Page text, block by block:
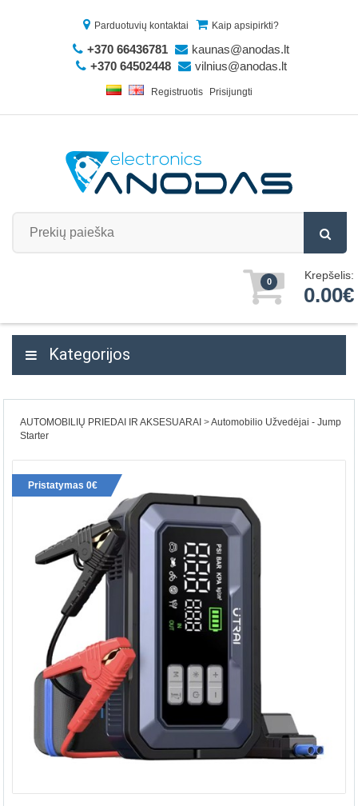
Parduotuvių kontaktai Kaip apsipirkti?
+370 66436781
kaunas@anodas.lt
+370 64502448
vilnius@anodas.lt
Registruotis Prisijungti
0 Krepšelis:
0.00€
Kategorijos
AUTOMOBILIŲ PRIEDAI IR AKSESUARAI
Automobilio Užvedėjai - Jump
Starter
Pristatymas 0€